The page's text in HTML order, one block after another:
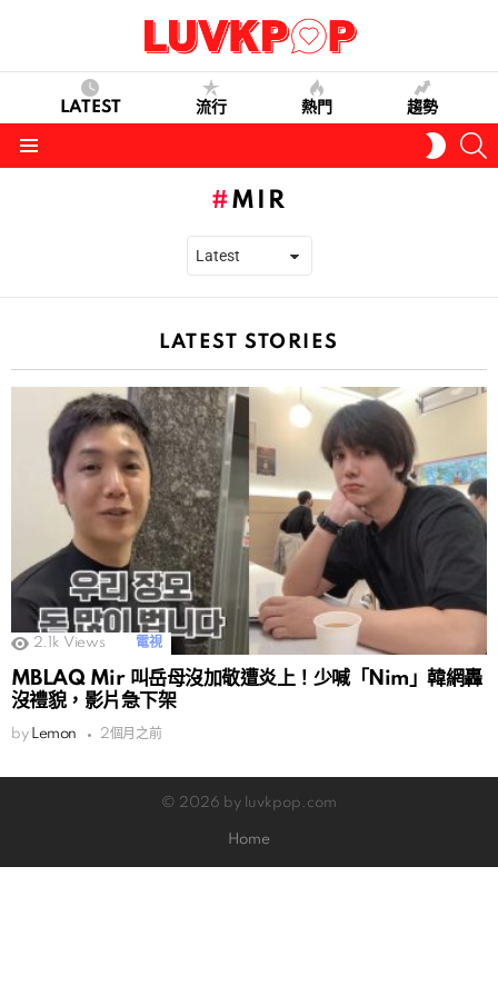
LATEST 流行 熱門 趨勢
SKIN
MIR
LATEST STORIES
2.1k Views 電視
MBLAQ Mir 叫岳母沒加敬遭炎上！少喊「Nim」韓網轟
沒禮貌，影片急下架
by Lemon 2個月之前
© 2026 by luvkpop.com
Home